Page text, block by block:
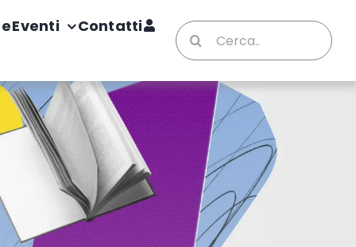
Eventi Contatti
Cerca
per: